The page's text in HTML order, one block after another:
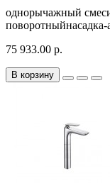
однорычажный
75 933.00 р.
В корзину